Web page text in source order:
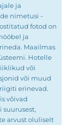
ja
nimetusi -
fotod on
ja
Maailmas
Hotelle
või
või muud
erinevad.
võivad
suurusest,
arvust oluliselt